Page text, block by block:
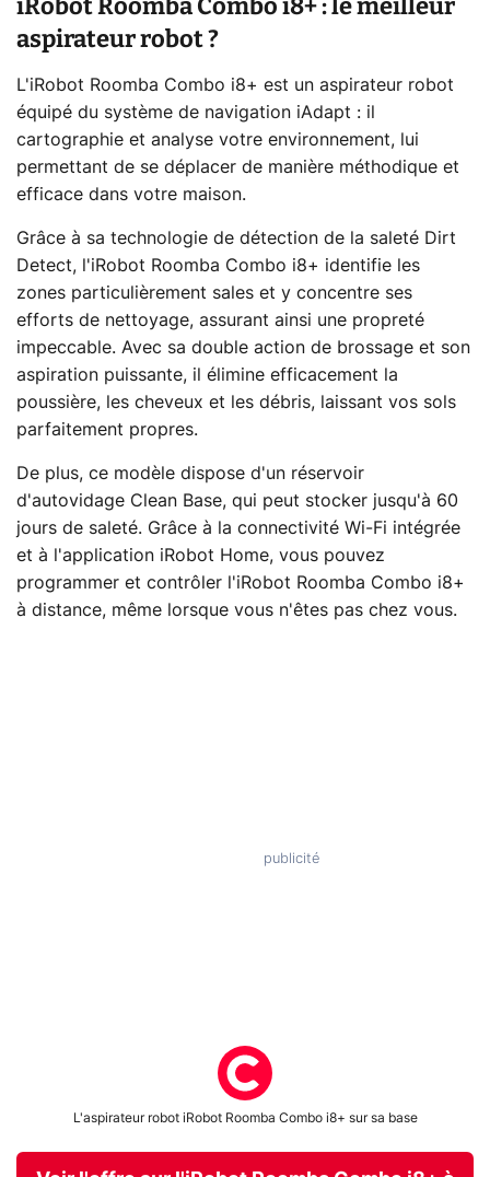
iRobot Roomba Combo i8+ : le meilleur
aspirateur robot ?
L'iRobot Roomba Combo i8+ est un aspirateur robot
équipé du système de navigation iAdapt : il
cartographie et analyse votre environnement, lui
permettant de se déplacer de manière méthodique et
efficace dans votre maison.
Grâce à sa technologie de détection de la saleté Dirt
Detect, l'iRobot Roomba Combo i8+ identifie les
zones particulièrement sales et y concentre ses
efforts de nettoyage, assurant ainsi une propreté
impeccable. Avec sa double action de brossage et son
aspiration puissante, il élimine efficacement la
poussière, les cheveux et les débris, laissant vos sols
parfaitement propres.
De plus, ce modèle dispose d'un réservoir
d'autovidage Clean Base, qui peut stocker jusqu'à 60
jours de saleté. Grâce à la connectivité Wi-Fi intégrée
et à l'application iRobot Home, vous pouvez
programmer et contrôler l'iRobot Roomba Combo i8+
à distance, même lorsque vous n'êtes pas chez vous.
L'aspirateur robot iRobot Roomba Combo i8+ sur sa base